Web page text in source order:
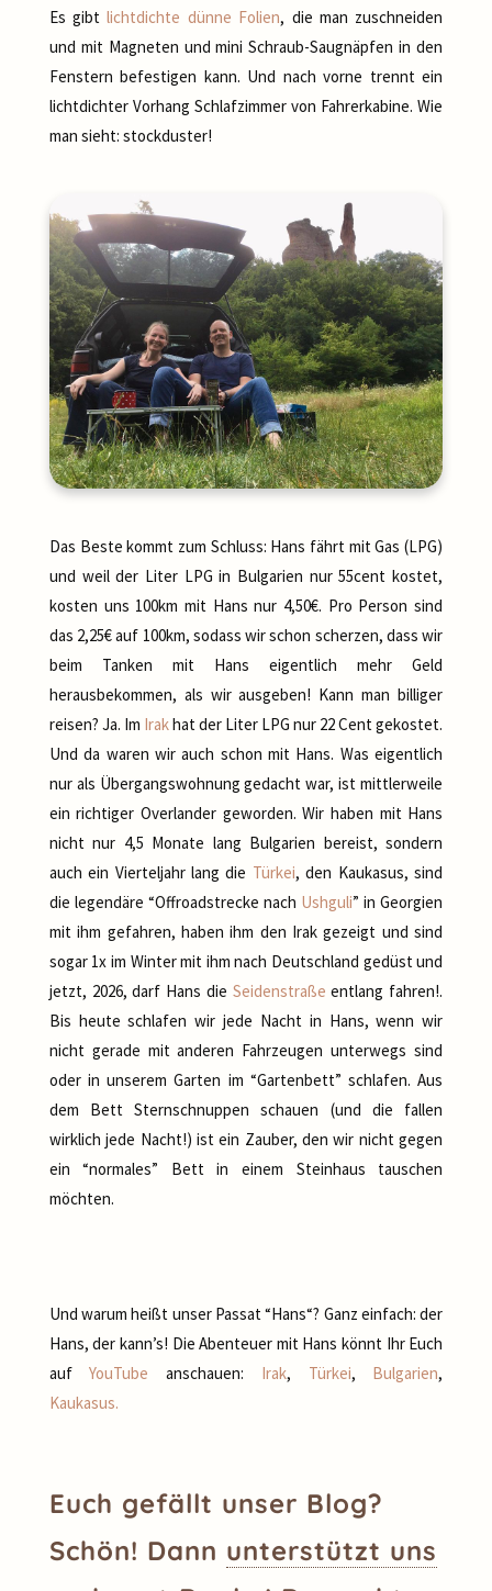
Es gibtlichtdichte dünne Folien, die man zuschneiden
und mit Magneten und mini Schraub-Saugnäpfen in den
Fenstern befestigen kann. Und nach vorne trennt ein
lichtdichter Vorhang Schlafzimmer von Fahrerkabine. Wie
man sieht: stockduster!
Das Beste kommt zum Schluss: Hans fährt mit Gas (LPG)
und weil der Liter LPG in Bulgarien nur 55cent kostet,
kosten uns 100km mit Hans nur 4,50€. Pro Person sind
das 2,25€ auf 100km, sodass wir schon scherzen, dass wir
beim Tanken mit Hans eigentlich mehr Geld
herausbekommen, als wir ausgeben! Kann man billiger
reisen? Ja. Im Irakhat der Liter LPG nur 22 Cent gekostet.
Und da waren wir auch schon mit Hans. Was eigentlich
nur als Übergangswohnung gedacht war, ist mittlerweile
ein richtiger Overlander geworden. Wir haben mit Hans
nicht nur 4,5 Monate lang Bulgarien bereist, sondern
auch ein Vierteljahr lang die Türkei, den Kaukasus, sind
die legendäre “Offroadstrecke nach Ushguli” in Georgien
mit ihm gefahren, haben ihm den Irak gezeigt und sind
sogar 1x im Winter mit ihm nach Deutschland gedüst und
jetzt, 2026, darf Hans die Seidenstraße entlang fahren!.
Bis heute schlafen wir jede Nacht in Hans, wenn wir
nicht gerade mit anderen Fahrzeugen unterwegs sind
oder in unserem Garten im “Gartenbett” schlafen. Aus
dem Bett Sternschnuppen schauen (und die fallen
wirklich jede Nacht!) ist ein Zauber, den wir nicht gegen
ein “normales” Bett in einem Steinhaus tauschen
möchten.
Und warum heißt unser Passat “Hans“? Ganz einfach: der
Hans, der kann’s! Die Abenteuer mit Hans könnt Ihr Euch
aufYouTube anschauen: Irak, Türkei, Bulgarien,
Kaukasus.
Euch gefällt unser Blog?
Schön! Dann unterstützt uns